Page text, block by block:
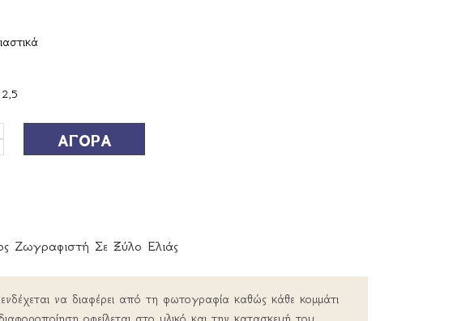
ΑΓΟΡΑ
Ζωγραφιστή Σε Ξύλο Ελιάς
να διαφέρει από τη φωτογραφία καθώς κάθε κομμάτι